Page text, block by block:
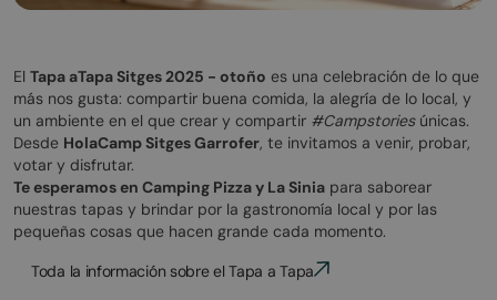
El Tapa aTapa Sitges 2025 - otoño es una celebración de lo que
más nos gusta: compartir buena comida, la alegría de lo local, y
un ambiente en el que crear y compartir #Campstoriesúnicas.
Desde HolaCamp Sitges Garrofer, te invitamos a venir, probar,
votar y disfrutar.
Te esperamos en Camping Pizza y La Sinia para saborear
nuestras tapas y brindar por la gastronomía local y por las
pequeñas cosas que hacen grande cada momento.
Toda la información sobre el Tapa a Tapa